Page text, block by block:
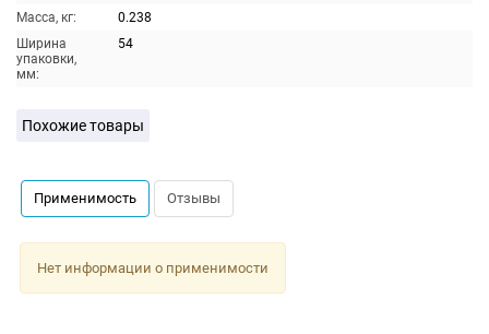
Масса, кг:
0.238
Ширина
упаковки,
мм:
54
Похожие товары
Применимость Отзывы
Нет информации о применимости